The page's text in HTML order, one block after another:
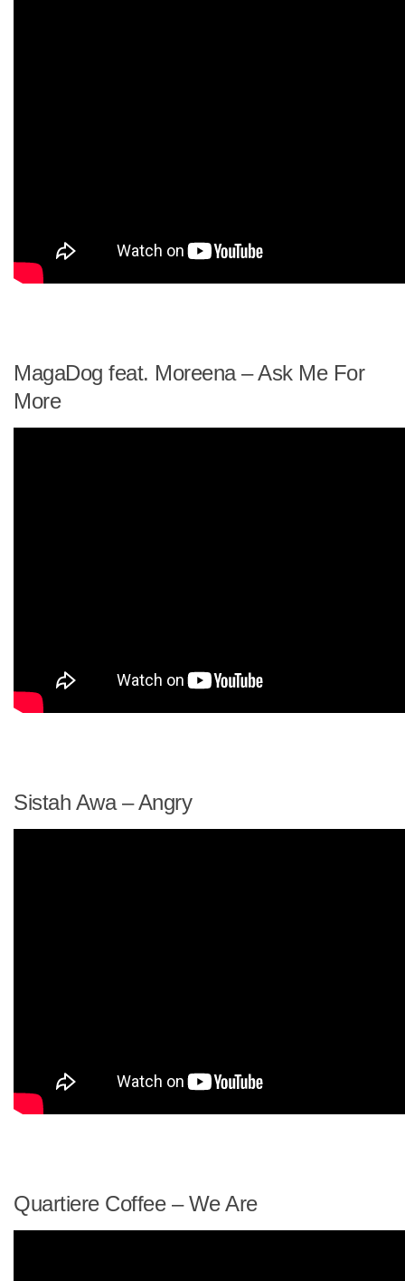
MagaDog feat. Moreena – Ask Me For
More
Sistah Awa – Angry
Quartiere Coffee – We Are